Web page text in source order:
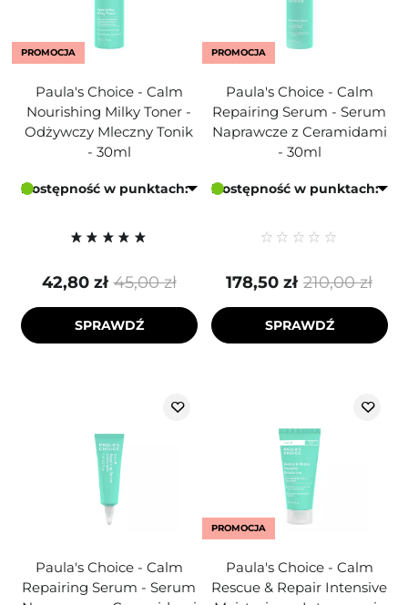
PROMOCJA
Paula's Choice - Calm
Nourishing Milky Toner -
Odżywczy Mleczny Tonik
- 30ml
Dostępność w punktach:
45,00 zł
42,80 zł
SPRAWDŹ
PROMOCJA
Paula's Choice - Calm
Repairing Serum - Serum
Naprawcze z Ceramidami
- 30ml
Dostępność w punktach:
210,00 zł
178,50 zł
SPRAWDŹ
Paula's Choice - Calm
Repairing Serum - Serum
PROMOCJA
Paula's Choice - Calm
Rescue & Repair Intensive